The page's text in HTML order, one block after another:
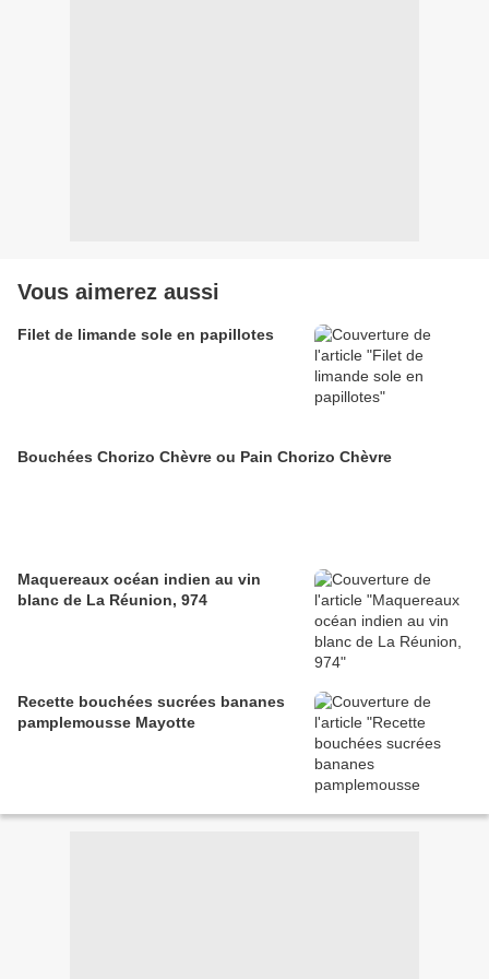
Vous aimerez aussi
Filet de limande sole en papillotes
Bouchées Chorizo Chèvre ou Pain Chorizo Chèvre
Maquereaux océan indien au vin
blanc de La Réunion, 974
Recette bouchées sucrées bananes
pamplemousse Mayotte